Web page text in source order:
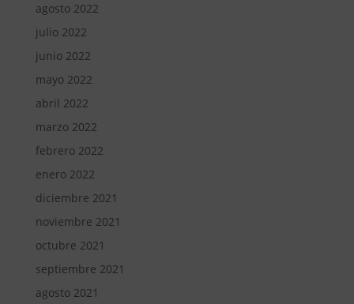
agosto 2022
julio 2022
junio 2022
mayo 2022
abril 2022
marzo 2022
febrero 2022
enero 2022
diciembre 2021
noviembre 2021
octubre 2021
septiembre 2021
agosto 2021